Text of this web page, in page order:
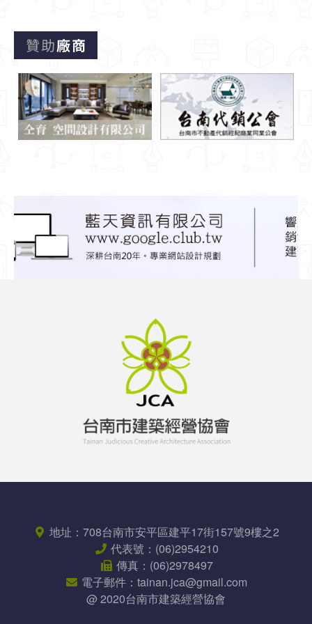
地址： 708台南市安平區建平17街157號9樓之2
代表號： (06)2954210
傳真： (06)2978497
電子郵件： tainan.jca@gmail.com
@ 2020台南市建築經營協會